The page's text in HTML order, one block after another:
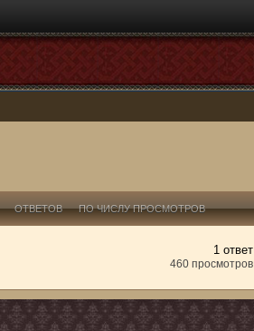
ОТВЕТОВ ПО ЧИСЛУ ПРОСМОТРОВ
1 ответ
460 просмотров